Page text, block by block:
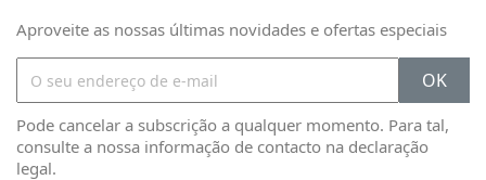
Aproveite as nossas últimas novidades e ofertas especiais
Pode cancelar a subscrição a qualquer momento. Para tal,
consulte a nossa informação de contacto na declaração
legal.